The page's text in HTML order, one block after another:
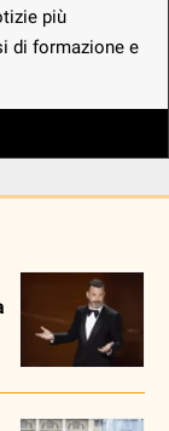
più
di formazione e